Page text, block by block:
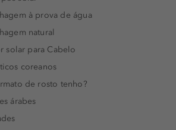
à prova de água
natural
solar para Cabelo
coreanos
de rosto tenho?
árabes